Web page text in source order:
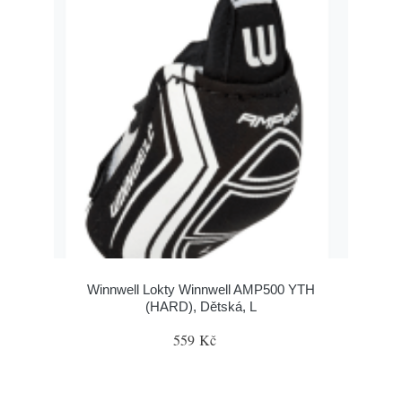
Winnwell Lokty Winnwell AMP500 YTH
(HARD), Dětská, L
559 Kč